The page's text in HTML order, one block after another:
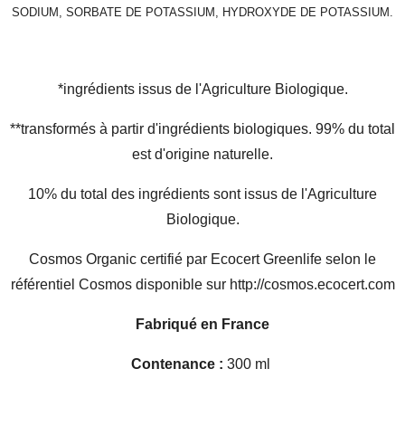
SODIUM, SORBATE DE POTASSIUM, HYDROXYDE DE POTASSIUM.
*ingrédients issus de l'Agriculture Biologique.
**transformés à partir d'ingrédients biologiques. 99% du total
est d'origine naturelle.
10% du total des ingrédients sont issus de l'Agriculture
Biologique.
Cosmos Organic certifié par Ecocert Greenlife selon le
référentiel Cosmos disponible sur http://cosmos.ecocert.com
Fabriqué en France
Contenance : 300 ml